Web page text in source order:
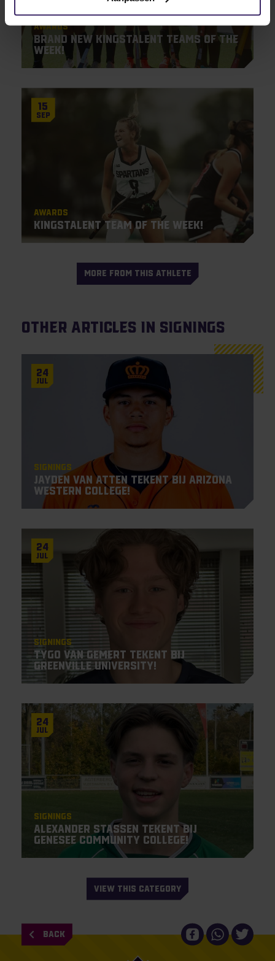
Awards
Brand new KingsTalent Teams of the
Week!
15
Sep
Awards
KingsTalent Team of the Week!
MORE FROM THIS ATHLETE
Other articles in Signings
24
Jul
Signings
Jayden Van Atten tekent bij Arizona
Western College!
24
Jul
Signings
Tygo van Gemert tekent bij
Greenville University!
24
Jul
Signings
Alexander Stassen tekent bij
Genesee Community College!
VIEW THIS CATEGORY
BACK